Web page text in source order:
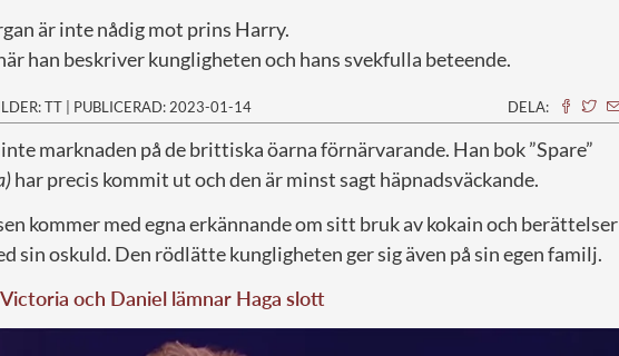
är inte nådig mot prins Harry.
han beskriver kungligheten och hans svekfulla beteende.
TT | PUBLICERAD: 2023-01-14 DELA:
marknaden på de brittiska öarna förnärvarande. Han bok ”Spare”
har precis kommit ut och den är minst sagt häpnadsväckande.
kommer med egna erkännande om sitt bruk av kokain och berättelser
sin oskuld. Den rödlätte kungligheten ger sig även på sin egen familj.
och Daniel lämnar Haga slott